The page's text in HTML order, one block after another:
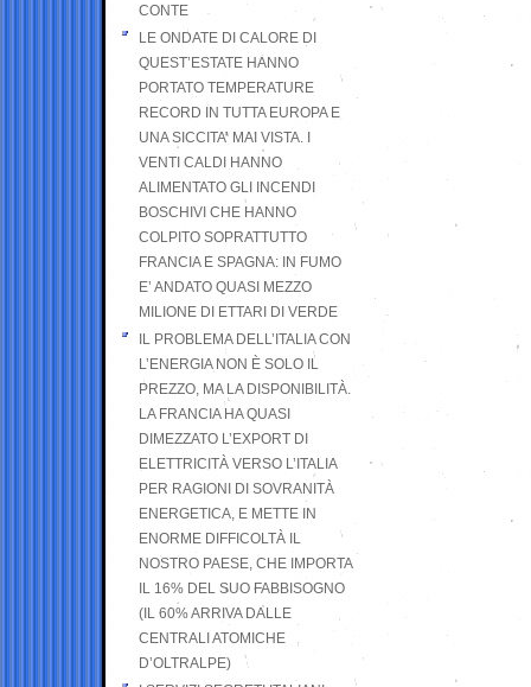
CONTE
LE ONDATE DI CALORE DI
QUEST’ESTATE HANNO
PORTATO TEMPERATURE
RECORD IN TUTTA EUROPA E
UNA SICCITA’ MAI VISTA. I
VENTI CALDI HANNO
ALIMENTATO GLI INCENDI
BOSCHIVI CHE HANNO
COLPITO SOPRATTUTTO
FRANCIA E SPAGNA: IN FUMO
E’ ANDATO QUASI MEZZO
MILIONE DI ETTARI DI VERDE
IL PROBLEMA DELL’ITALIA CON
L’ENERGIA NON È SOLO IL
PREZZO, MA LA DISPONIBILITÀ.
LA FRANCIA HA QUASI
DIMEZZATO L’EXPORT DI
ELETTRICITÀ VERSO L’ITALIA
PER RAGIONI DI SOVRANITÀ
ENERGETICA, E METTE IN
ENORME DIFFICOLTÀ IL
NOSTRO PAESE, CHE IMPORTA
IL 16% DEL SUO FABBISOGNO
(IL 60% ARRIVA DALLE
CENTRALI ATOMICHE
D’OLTRALPE)